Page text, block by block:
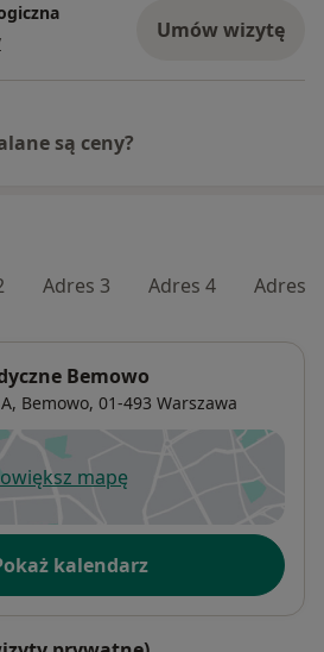
Umów wizytę
są ceny?
Adres 3 Adres 4 Adres 5
Bemowo
Bemowo, 01-493 Warszawa
mapę
otwiera się w nowej karcie
kalendarz